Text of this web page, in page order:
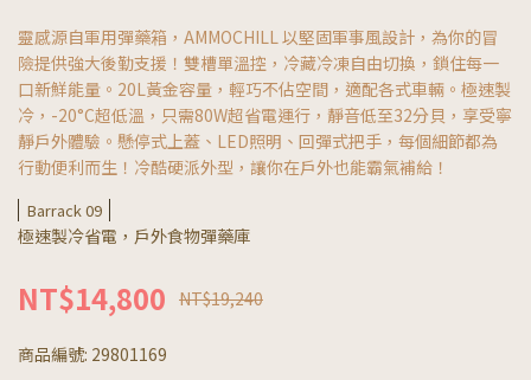
靈感源自軍用彈藥箱，AMMOCHILL 以堅固軍事風設計，為你的冒
險提供強大後勤支援！雙槽單溫控，冷藏冷凍自由切換，鎖住每一
口新鮮能量。20L黃金容量，輕巧不佔空間，適配各式車輛。極速製
冷，-20°C超低溫，只需80W超省電運行，靜音低至32分貝，享受寧
靜戶外體驗。懸停式上蓋、LED照明、回彈式把手，每個細節都為
行動便利而生！冷酷硬派外型，讓你在戶外也能霸氣補給！
Barrack 09
極速製冷省電，戶外食物彈藥庫
NT$14,800 NT$19,240
商品編號: 29801169